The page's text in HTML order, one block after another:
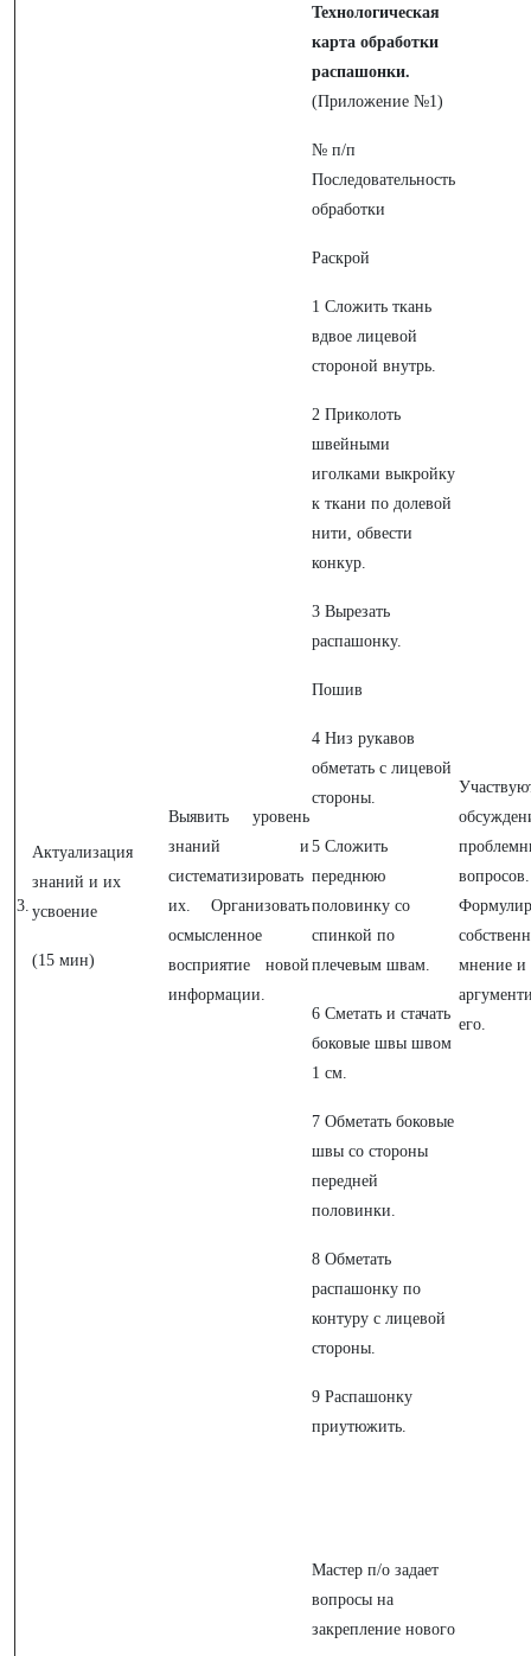
3.
Актуализация
знаний и их
усвоение
(15 мин)
Выявить уровень
знаний и
систематизировать
их. Организовать
осмысленное
восприятие новой
информации.
Технологическая
карта обработки
распашонки.
(Приложение №1)
№ п/п
Последовательность
обработки
Раскрой
1 Сложить ткань
вдвое лицевой
стороной внутрь.
2 Приколоть
швейными
иголками выкройку
к ткани по долевой
нити, обвести
конкур.
3 Вырезать
распашонку.
Пошив
4 Низ рукавов
обметать с лицевой
стороны.
5 Сложить
переднюю
половинку со
спинкой по
плечевым швам.
6 Сметать и стачать
боковые швы швом
1 см.
7 Обметать боковые
швы со стороны
передней
половинки.
8 Обметать
распашонку по
контуру с лицевой
стороны.
9 Распашонку
приутюжить.
Мастер п/о задает
вопросы на
закрепление нового
вопросов.
мнение и
его.